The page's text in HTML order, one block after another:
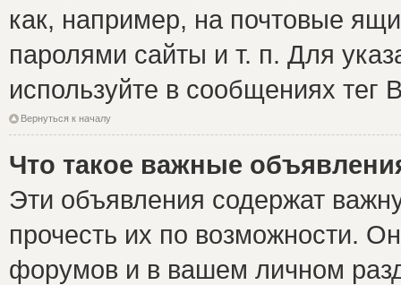
как, например, на почтовые
паролями сайты и т. п. Для
используйте в сообщениях тег
Вернуться к началу
Что такое важные
Эти объявления содержат
прочесть их по возможности.
форумов и в вашем личном